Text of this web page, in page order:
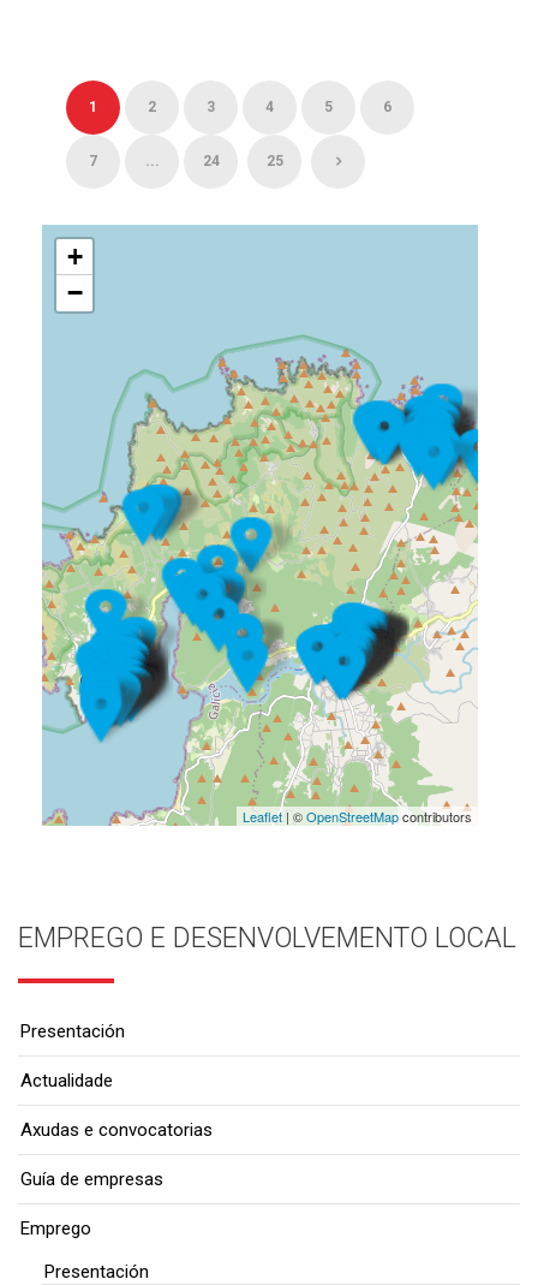
1 2 3 4 5 6
7 ... 24 25
+
−
Leaflet| ©OpenStreetMapcontributors
EMPREGO E DESENVOLVEMENTO LOCAL
Presentación
Actualidade
Axudas e convocatorias
Guía de empresas
Emprego
Presentación